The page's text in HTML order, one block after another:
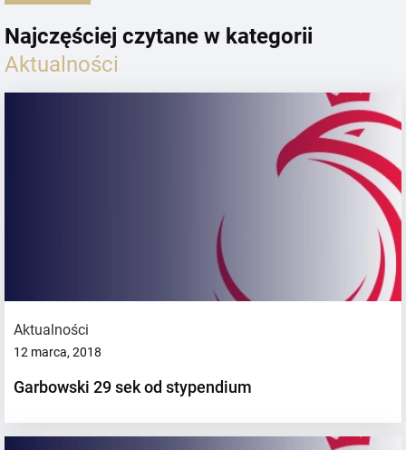
Najczęściej czytane w kategorii
Aktualności
Aktualności
12 marca, 2018
Garbowski 29 sek od stypendium